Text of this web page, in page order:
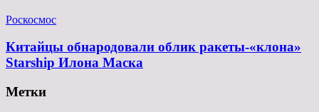
Роскосмос
Китайцы обнародовали облик ракеты-«клона»
Starship Илона Маска
Метки